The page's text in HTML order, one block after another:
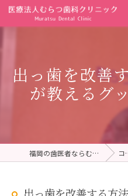
出っ歯を改善
が教えるグ
福岡の歯医者ならむらつ歯科クリニック コラム